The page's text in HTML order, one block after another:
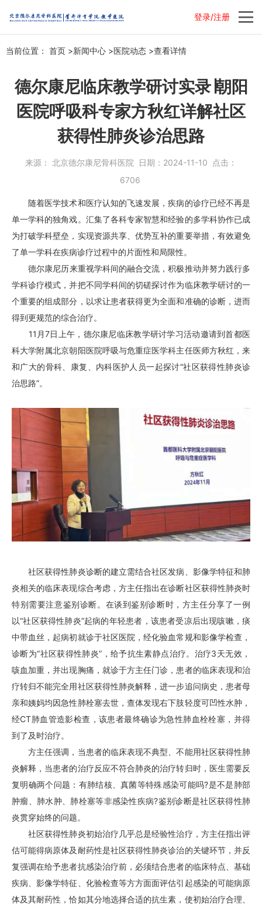
登录/注册
当前位置： 首页 >新闻中心 >医院动态 >查看详情
德尔康尼临床教学研讨实录∣朝阳
医院呼吸科专家方秋红详解社区
获得性肺炎诊治思路
来源： 北京德尔康尼骨科医院 日期： 2024-11-10
点击：
6706
随着医学技术和医疗认知的飞速发展，疾病的诊疗已经不再是
单一学科的独角戏。汇集了各科专家智慧和经验的多学科协作已成
为打破学科壁垒，实现资源共享、优势互补的重要举措，有效避免
了单一学科在疾病诊疗过程中的片面性和局限性。
德尔康尼历来重视学科间的融合交流，积极推动并努力践行多
学科诊疗模式，并把不同学科间的切磋探讨作为临床教学研讨的一
个重要的组成部分，以求让患者获得更为全面和准确的诊断，进而
得到更规范的综合治疗。
11月7日上午， 德尔康尼临床教学研讨学习活动邀请到首都医
科大学附属北京朝阳医院呼吸与危重症医学科主任医师方秋红，来
和广大的骨科、康复、内科医护人员一起探讨“社区获得性肺炎诊
治思路”。
社区获得性肺炎诊断的建立需结合社区发病、影像学特征和肺
炎相关的临床表现综合考虑，方主任指出在诊断社区获得性肺炎时
特别需要注意鉴别诊断。在谈到鉴别诊断时，方主任分享了一例
以“社区获得性肺炎”起病的年轻患者，该患者受凉后出现咳嗽，痰
中带血丝，起病初就诊于社区医院，经化验血常规和影像学检查，
诊断为“社区获得性肺炎”，给予抗生素静点治疗。治疗3天无效，
咳血加重，并出现胸痛，就诊于方主任门诊，患者的临床表现和治
疗转归不能完全用社区获得性肺炎解释，进一步追问病史，患者母
亲和姨妈均因急性肺栓塞去世，查体发现右下肢轻度可凹性水肿，
经CT肺血管造影检查，该患者最终确诊为急性肺血栓栓塞，并得
到了及时治疗。
方主任强调，当患者的临床表现不典型、不能用社区获得性肺
炎解释，当患者的治疗反应不符合肺炎的治疗转归时，医生需要反
复明确两个问题：有肺结核、真菌等特殊感染可能吗?是不是肺部
肿瘤、肺水肿、肺栓塞等非感染性疾病?鉴别诊断是社区获得性肺
炎贯穿始终的问题。
社区获得性肺炎初始治疗几乎总是经验性治疗，方主任指出评
估可能得病原体及耐药性是社区获得性肺炎诊治的关键环节，并反
复强调在给予患者抗感染治疗前，必须结合患者的临床特点、基础
疾病、影像学特征、化验检查等方方面面评估引起感染的可能病原
体及其耐药性，恰如其分地选择合适的抗生素，使初始治疗合理、